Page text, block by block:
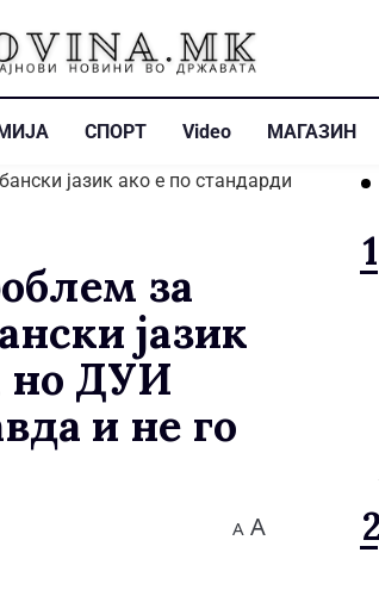
СПОРТ Video МАГАЗИН
за
јазик
но ДУИ
и не го
A A